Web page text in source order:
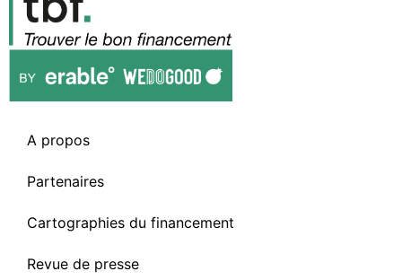
A propos
Partenaires
Cartographies du financement
Revue de presse